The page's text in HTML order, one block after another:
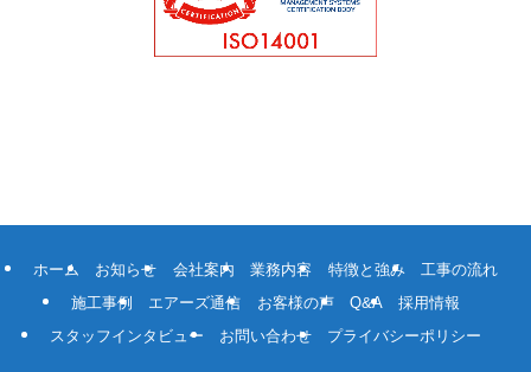
ホーム お知らせ 会社案内 業務内容 特徴と強み
工事の流れ
施工事例
エアーズ通信 お客様の声 Q&A
採用情報
スタッフインタビュー
お問い合わせ プライバシーポリシー